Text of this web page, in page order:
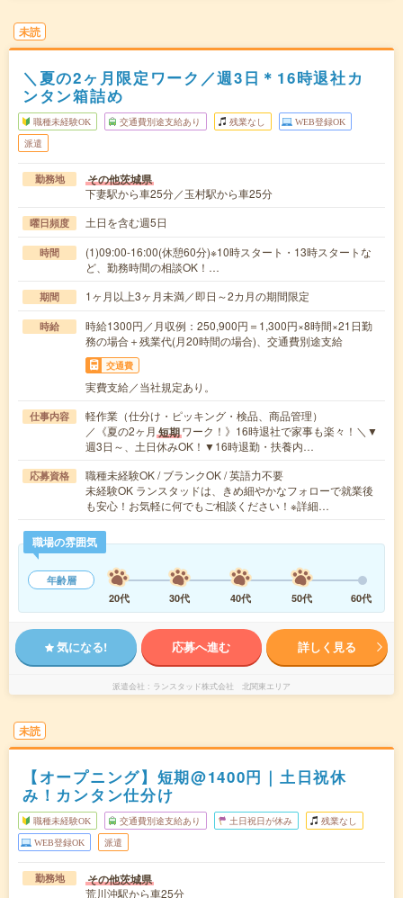
未読
＼夏の2ヶ月限定ワーク／週3日＊16時退社カ
ンタン箱詰め
職種未経験OK 交通費別途支給あり 残業なし WEB登録OK
派遣
勤務地 その他茨城県
下妻駅から車25分／玉村駅から車25分
曜日頻度 土日を含む週5日
時間
(1)09:00-16:00(休憩60分)※10時スタート・13時スタートな
ど、勤務時間の相談OK！…
期間 1ヶ月以上3ヶ月未満／即日～2カ月の期間限定
時給
時給1300円／月収例：250,900円＝1,300円×8時間×21日勤
務の場合＋残業代(月20時間の場合)、交通費別途支給
交通費
実費支給／当社規定あり。
仕事内容
軽作業（仕分け・ピッキング・検品、商品管理）
／《夏の2ヶ月 短期ワーク！》16時退社で家事も楽々！＼▼
週3日～、土日休みOK！▼16時退勤・扶養内…
応募資格
職種未経験OK / ブランクOK / 英語力不要
未経験OK ランスタッドは、きめ細やかなフォローで就業後
も安心！お気軽に何でもご相談ください！※詳細…
職場の雰囲気
年齢層
20代
30代 40代 50代 60代
気になる! 応募へ進む 詳しく見る
派遣会社 ランスタッド株式会社 北関東エリア
未読
【オープニング】短期@1400円｜土日祝休
み！カンタン仕分け
職種未経験OK 交通費別途支給あり 土日祝日が休み 残業なし
WEB登録OK 派遣
勤務地 その他茨城県
荒川沖駅から車25分